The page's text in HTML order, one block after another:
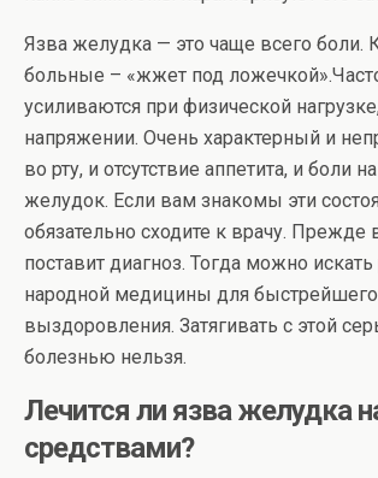
Язва желудка — это чаще всего боли.
больные – «жжет под
усиливаются при физической
напряжении. Очень характерный и
во рту, и отсутствие аппетита, и боли
желудок. Если вам знакомы эти
обязательно сходите к врачу. Прежде
поставит диагноз. Тогда можно
народной медицины для быстрейшего
выздоровления. Затягивать с этой
болезнью нельзя.
Лечится ли язва желудка
средствами?